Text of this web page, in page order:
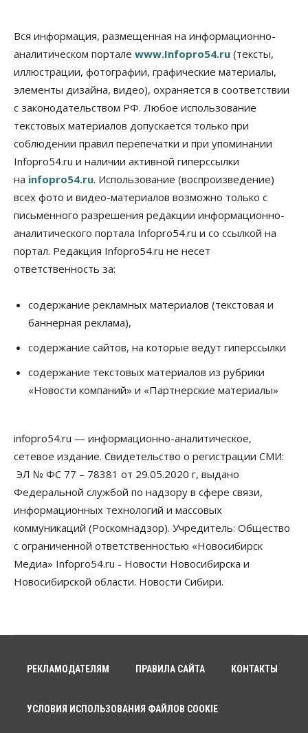
Бизнес
Правительство России продлило разрешение на
выпуск бензина «Евро-3»
06 Августа 2026, 14:00
Общество
«За тех, у кого от 270 баллов,
настоящая борьба»: вузы настойчиво
обзванивают новосибирских высокобалльников
перед зачислением
06 Августа 2026, 13:00
Власть
Режим ЧС ввели в Омской области из-за засухи
06 Августа 2026, 12:15
Новосибирск готовится к визиту Владимира
Путина
Бизнес Недвижимость Общество
Росреестр назвал главные причины
06 Августа 2026, 12:00
Телекоммуникации
В 16 населённых пунктах Мошковского района
Бизнес Право&Порядок
Злоумышленники опять атакуют
новосибирские компании через электронную
почту
06 Августа 2026, 11:00
Общество
Медики готовятся к второму пику активности
клещей в Новосибирской области
06 Августа 2026, 10:00
06 Августа 2026, 09:00
Застройщики Новосибирска
Вся информация, размещенная на информационно-
аналитическом портале www.Infopro54.ru (тексты,
иллюстрации, фотографии, графические материалы,
элементы дизайна, видео), охраняется в соответствии
с законодательством РФ. Любое использование
текстовых материалов допускается только при
соблюдении правил перепечатки и при упоминании
Infopro54.ru и наличии активной гиперссылки
на infopro54.ru. Использование (воспроизведение)
всех фото и видео-материалов возможно только с
письменного разрешения редакции информационно-
аналитического портала Infopro54.ru и со ссылкой на
портал. Редакция Infopro54.ru не несет
ответственность за:
содержание рекламных материалов (текстовая и
баннерная реклама),
содержание сайтов, на которые ведут гиперссылки
содержание текстовых материалов из рубрики
«Новости компаний» и «Партнерские материалы»
infopro54.ru — информационно-аналитическое,
сетевое издание. Свидетельство о регистрации СМИ:
ЭЛ № ФС 77 – 78381 от 29.05.2020 г, выдано
Федеральной службой по надзору в сфере связи,
информационных технологий и массовых
коммуникаций (Роскомнадзор). Учредитель: Общество
с ограниченной ответственностью «Новосибирск
Медиа» Infopro54.ru - Новости Новосибирска и
Новосибирской области. Новости Сибири.
РЕКЛАМОДАТЕЛЯМ ПРАВИЛА САЙТА КОНТАКТЫ
УСЛОВИЯ ИСПОЛЬЗОВАНИЯ ФАЙЛОВ COOKIE